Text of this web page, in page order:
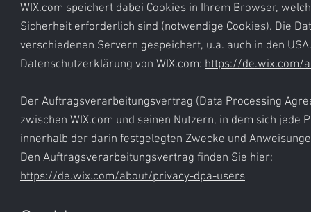
WIX.com speichert dabei Cookies in Ihrem Browser,
Sicherheit erforderlich sind (notwendige Cookies). Die
verschiedenen Servern gespeichert, u.a. auch in den USA.
Datenschutzerklärung von WIX.com: https://de.wix.com/
Der Auftragsverarbeitungsvertrag (Data Processing
zwischen WIX.com und seinen Nutzern, in dem sich
innerhalb der darin festgelegten Zwecke und
Den Auftragsverarbeitungsvertrag finden Sie hier:
https://de.wix.com/about/privacy-dpa-users